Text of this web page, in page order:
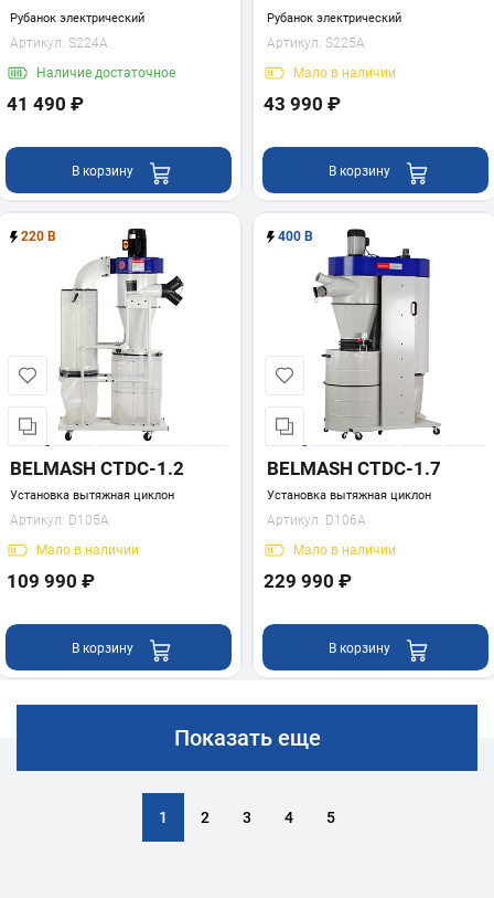
Рубанок электрический
Артикул: S224A
Наличие достаточное
41 490 ₽
В корзину
Рубанок электрический
Артикул: S225A
Мало в наличии
43 990 ₽
В корзину
220 В
BELMASH CTDC-1.2
Установка вытяжная циклон
Артикул: D105A
Мало в наличии
109 990 ₽
В корзину
400 В
BELMASH CTDC-1.7
Установка вытяжная циклон
Артикул: D106A
Мало в наличии
229 990 ₽
В корзину
Показать еще
1 2 3 4 5